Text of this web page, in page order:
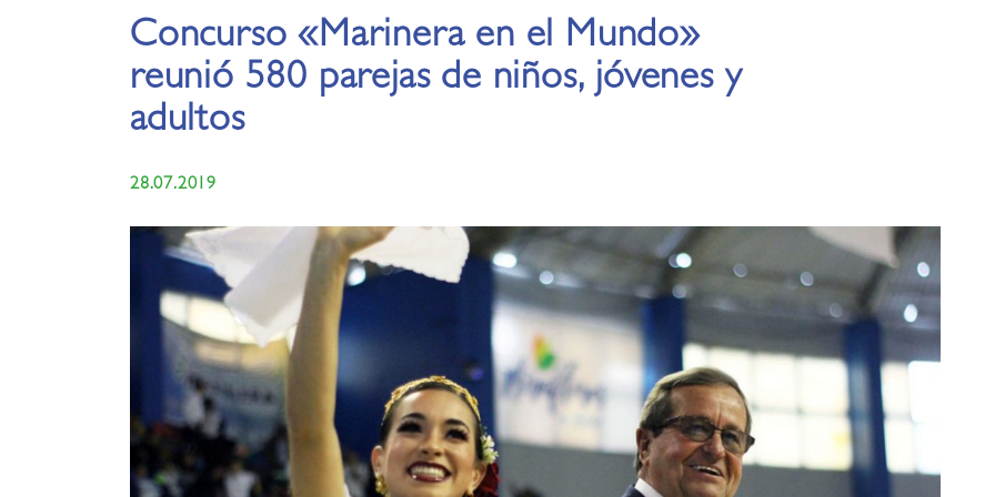
Concurso «Marinera en el Mundo»
reunió 580 parejas de niños, jóvenes y
adultos
28.07.2019